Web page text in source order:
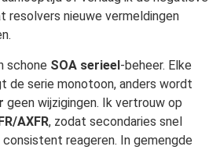
resolvers nieuwe vermeldingen
schone SOA serieel-beheer. Elke
de serie monotoon, anders wordt
geen wijzigingen. Ik vertrouw op
AXFR, zodat secondaries snel
reageren. In gemengde